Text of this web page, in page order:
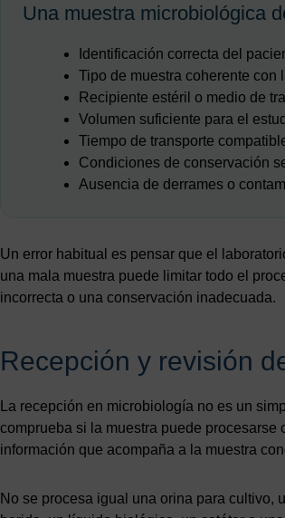
Una muestra microbiológica
Identificación correcta del
Tipo de muestra coherente con
Recipiente estéril o medio de
Volumen suficiente para el
Tiempo de transporte
Condiciones de conservación
Ausencia de derrames o
Un error habitual es pensar que el
una mala muestra puede limitar todo el
incorrecta o una conservación inadecuada.
Recepción y revisión
La recepción en microbiología no es un
comprueba si la muestra puede
información que acompaña a la muestra
No se procesa igual una orina para cultivo,